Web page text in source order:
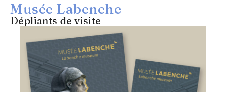
Musée Labenche
Dépliants de visite